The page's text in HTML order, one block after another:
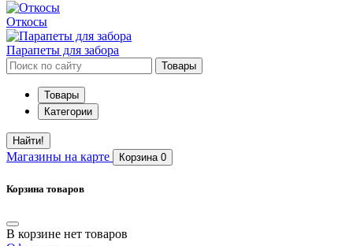
Откосы
Парапеты для забора
Товары
Товары
Категории
Найти!
Магазины на карте Корзина 0
Корзина товаров
В корзине нет товаров